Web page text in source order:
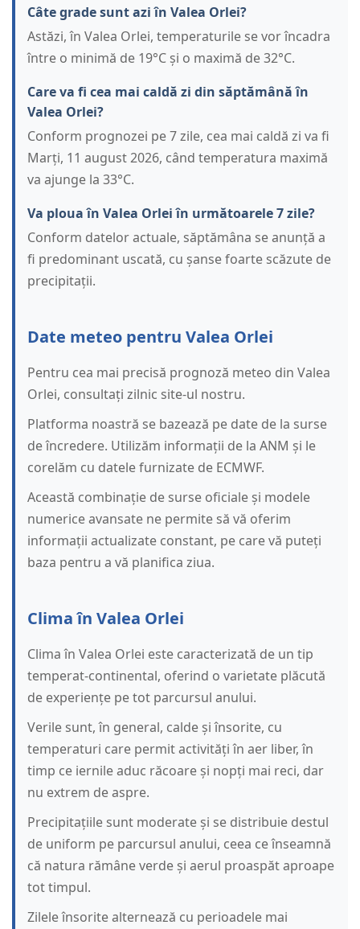
Câte grade sunt azi în Valea Orlei?
Astăzi, în Valea Orlei, temperaturile se vor încadra
între o minimă de 19°C și o maximă de 32°C.
Care va fi cea mai caldă zi din săptămână în
Valea Orlei?
Conform prognozei pe 7 zile, cea mai caldă zi va fi
Marți, 11 august 2026, când temperatura maximă
va ajunge la 33°C.
Va ploua în Valea Orlei în următoarele 7 zile?
Conform datelor actuale, săptămâna se anunță a
fi predominant uscată, cu șanse foarte scăzute de
precipitații.
Date meteo pentru Valea Orlei
Pentru cea mai precisă prognoză meteo din Valea
Orlei, consultați zilnic site-ul nostru.
Platforma noastră se bazează pe date de la surse
de încredere. Utilizăm informații de la ANM și le
corelăm cu datele furnizate de ECMWF.
Această combinație de surse oficiale și modele
numerice avansate ne permite să vă oferim
informații actualizate constant, pe care vă puteți
baza pentru a vă planifica ziua.
Clima în Valea Orlei
Clima în Valea Orlei este caracterizată de un tip
temperat-continental, oferind o varietate plăcută
de experiențe pe tot parcursul anului.
Verile sunt, în general, calde și însorite, cu
temperaturi care permit activități în aer liber, în
timp ce iernile aduc răcoare și nopți mai reci, dar
nu extrem de aspre.
Precipitațiile sunt moderate și se distribuie destul
de uniform pe parcursul anului, ceea ce înseamnă
că natura rămâne verde și aerul proaspăt aproape
tot timpul.
Zilele însorite alternează cu perioadele mai